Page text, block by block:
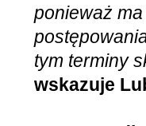
ponieważ
tym terminy
wskazuje